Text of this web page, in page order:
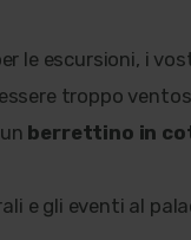
le escursioni, i
troppo
berrettino in
e gli eventi al